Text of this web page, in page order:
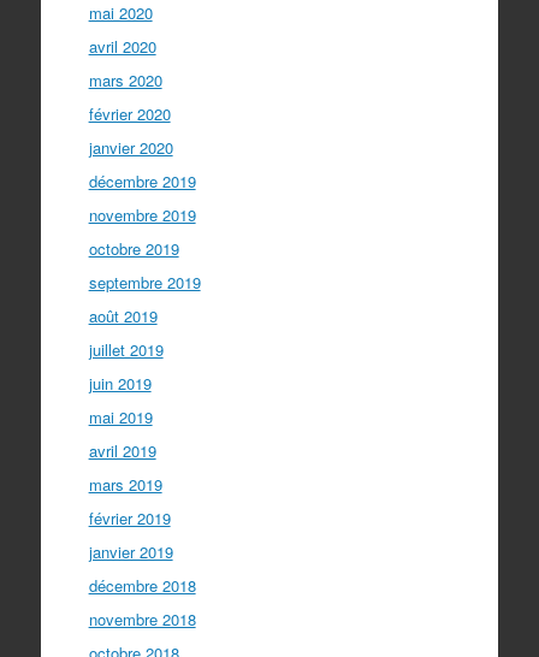
mai 2020
avril 2020
mars 2020
février 2020
janvier 2020
décembre 2019
novembre 2019
octobre 2019
septembre 2019
août 2019
juillet 2019
juin 2019
mai 2019
avril 2019
mars 2019
février 2019
janvier 2019
décembre 2018
novembre 2018